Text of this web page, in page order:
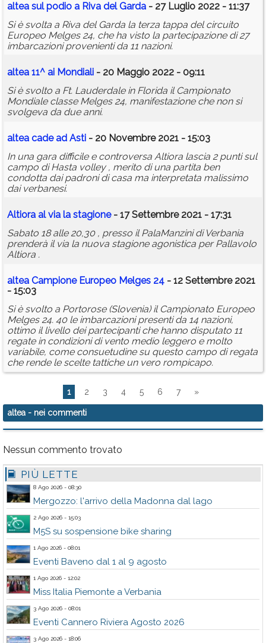
altea sul podio a Riva del Garda - 27 Luglio 2022 - 11:37
Si è svolta a Riva del Garda la terza tappa del circuito
Europeo Melges 24, che ha visto la partecipazione di 27
imbarcazioni provenienti da 11 nazioni.
altea 11^ ai Mondiali - 20 Maggio 2022 - 09:11
Si è svolto a Ft. Lauderdale in Florida il Campionato
Mondiale classe Melges 24, manifestazione che non si
svolgeva da due anni.
altea cade ad Asti - 20 Novembre 2021 - 15:03
In una gara difficile e controversa Altiora lascia 2 punti sul
campo di Hasta volley , merito di una partita ben
condotta dai padroni di casa ma interpretata malissimo
dai verbanesi.
Altiora al via la stagione- 17 Settembre 2021 - 17:31
Sabato 18 alle 20,30 , presso il PalaManzini di Verbania
prenderà il via la nuova stagione agonistica per Pallavolo
Altiora .
altea Campione Europeo Melges 24 - 12 Settembre 2021
- 15:03
Si è svolto a Portorose (Slovenia) il Campionato Europeo
Melges 24. 40 le imbarcazioni presenti da 14 nazioni,
ottimo il livello dei partecipanti che hanno disputato 11
regate in condizioni di vento medio leggero e molto
variabile, come consuetudine su questo campo di regata
che rende le scelte tattiche un vero rompicapo.
1 2 3 4 5 6 7 »
altea - nei commenti
Nessun commento trovato
PIÙ LETTE
8 Ago 2026 - 08:30
Mergozzo: l'arrivo della Madonna dal lago
2 Ago 2026 - 15:03
M5S su sospensione bike sharing
1 Ago 2026 - 08:01
Eventi Baveno dal 1 al 9 agosto
1 Ago 2026 - 12:02
Miss Italia Piemonte a Verbania
3 Ago 2026 - 08:01
Eventi Cannero Riviera Agosto 2026
3 Ago 2026 - 18:06